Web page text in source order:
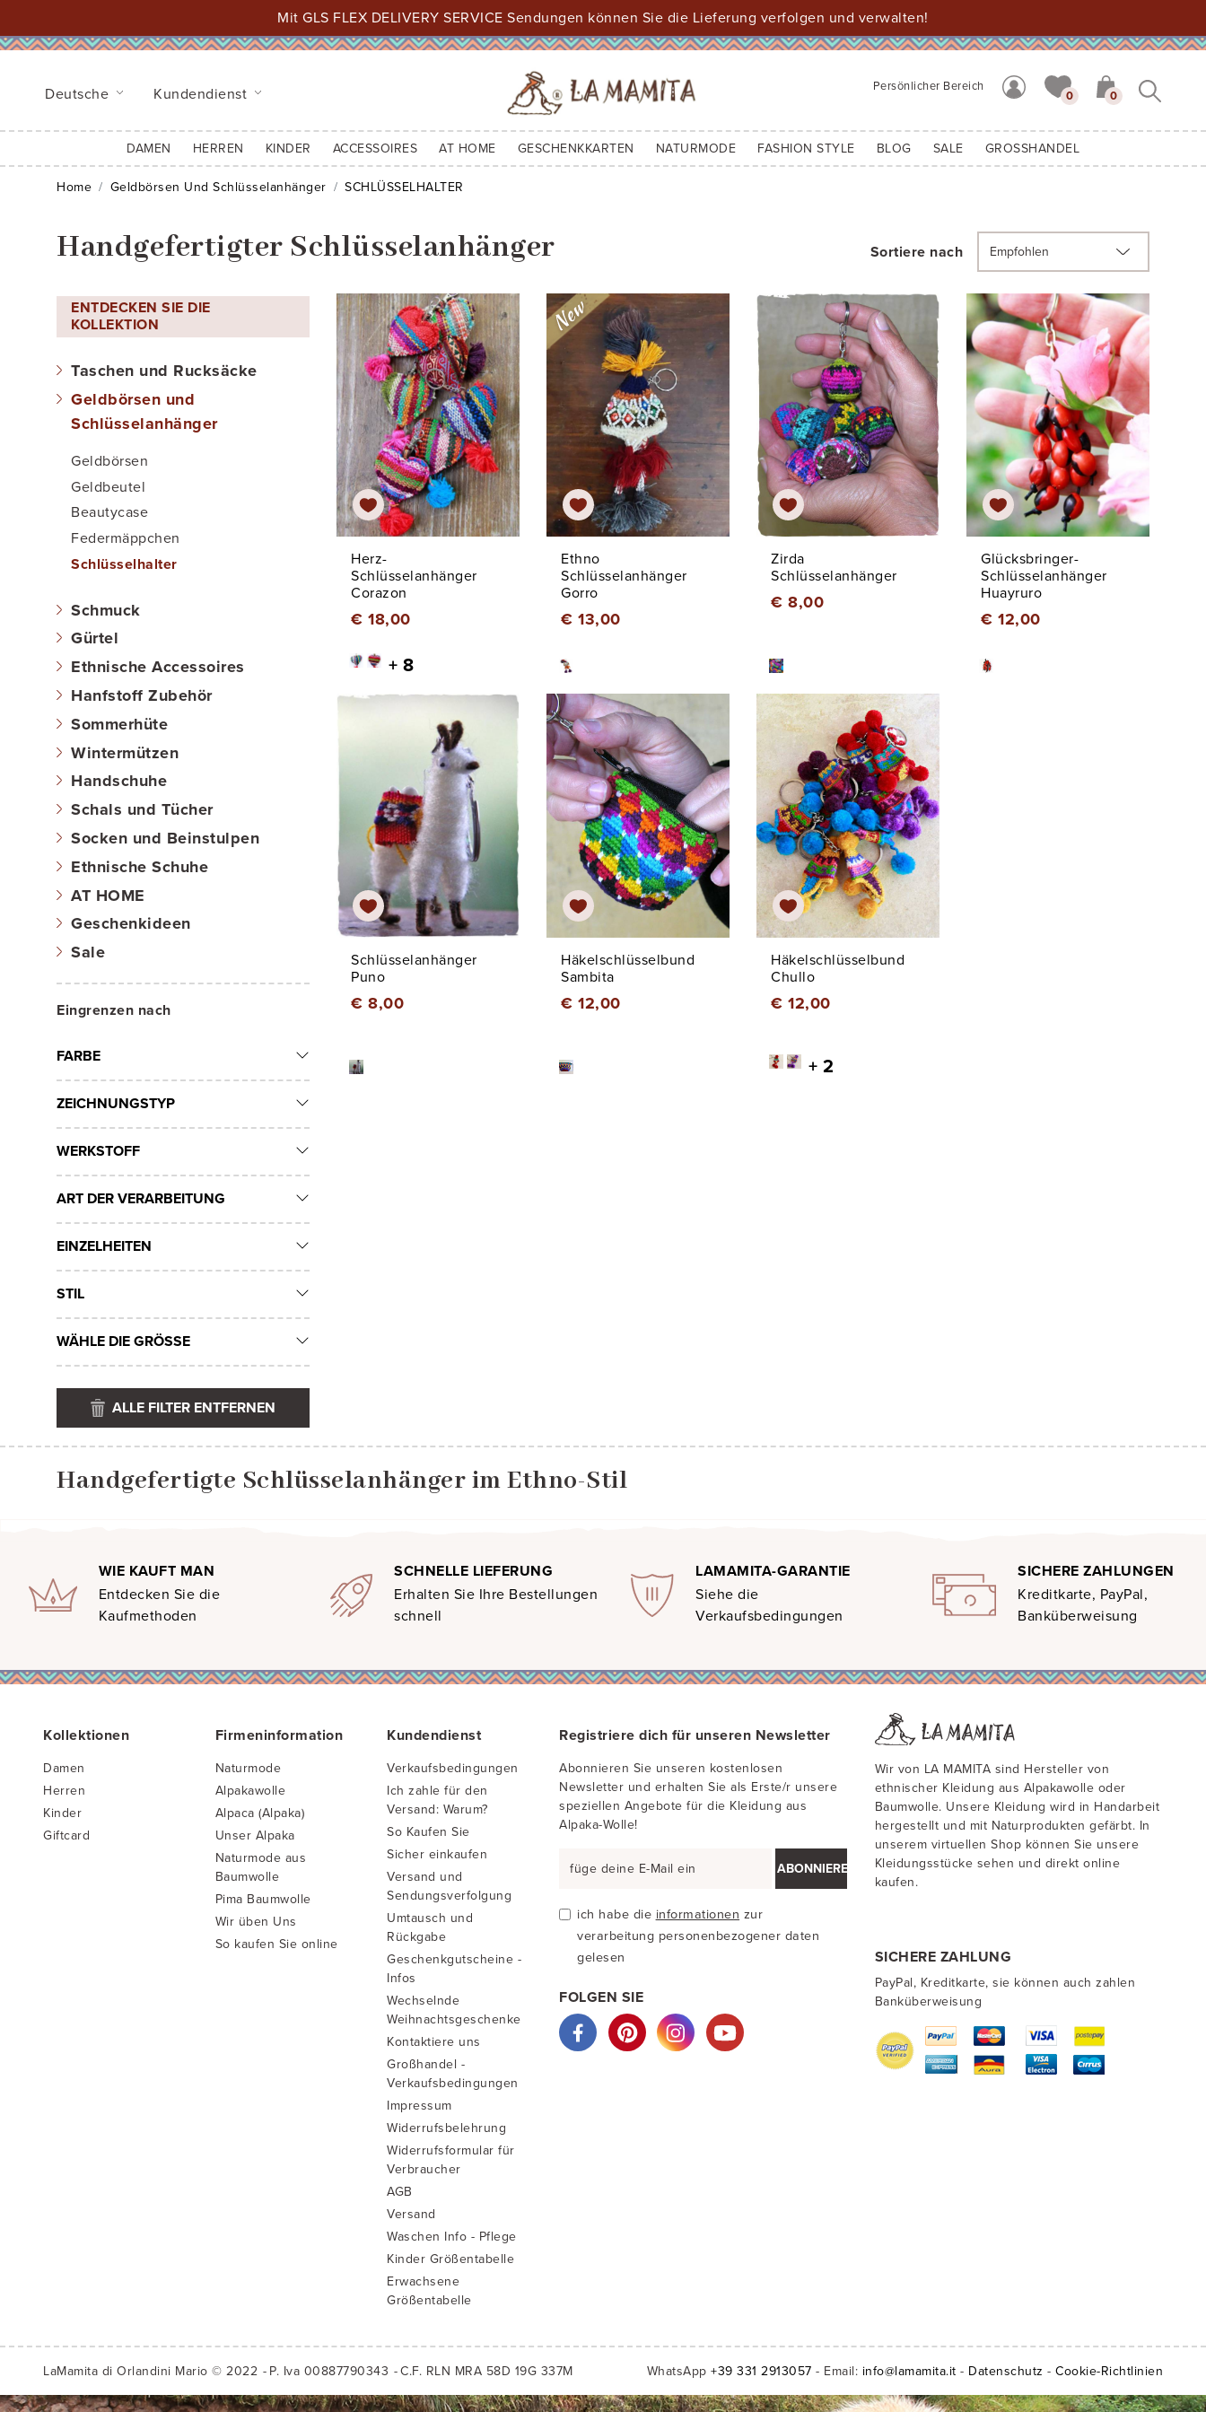
Mit GLS FLEX DELIVERY SERVICE Sendungen können Sie die Lieferung verfolgen und verwalten!
Deutsche Kundendienst Persönlicher Bereich
0 0
DAMEN HERREN KINDER ACCESSOIRES AT HOME GESCHENKKARTEN NATURMODE FASHION STYLE BLOG SALE GROSSHANDEL
Home Geldbörsen Und Schlüsselanhänger SCHLÜSSELHALTER
Handgefertigter Schlüsselanhänger
ENTDECKEN SIE DIE
KOLLEKTION
Taschen und Rucksäcke
Geldbörsen und
Schlüsselanhänger
Geldbörsen
Geldbeutel
Beautycase
Federmäppchen
Schlüsselhalter
Schmuck
Gürtel
Ethnische Accessoires
Hanfstoff Zubehör
Sommerhüte
Wintermützen
Handschuhe
Schals und Tücher
Socken und Beinstulpen
Ethnische Schuhe
AT HOME
Geschenkideen
Sale
Eingrenzen nach
FARBE
ZEICHNUNGSTYP
WERKSTOFF
ART DER VERARBEITUNG
EINZELHEITEN
STIL
WÄHLE DIE GRÖSSE
ALLE FILTER ENTFERNEN
Sortiere nach
Herz-
Schlüsselanhänger
Corazon
€ 18,00
+ 8
Ethno
Schlüsselanhänger
Gorro
€ 13,00
Zirda
Schlüsselanhänger
€ 8,00
Glücksbringer-
Schlüsselanhänger
Huayruro
€ 12,00
Schlüsselanhänger
Puno
€ 8,00
Häkelschlüsselbund
Sambita
€ 12,00
Häkelschlüsselbund
Chullo
€ 12,00
+ 2
Handgefertigte Schlüsselanhänger im Ethno-Stil
WIE KAUFT MAN
Entdecken Sie die
Kaufmethoden
SCHNELLE LIEFERUNG
Erhalten Sie Ihre Bestellungen
schnell
LAMAMITA-GARANTIE
Siehe die
Verkaufsbedingungen
SICHERE ZAHLUNGEN
Kreditkarte, PayPal,
Banküberweisung
Kollektionen
Damen
Herren
Kinder
Giftcard
Firmeninformation
Naturmode
Alpakawolle
Alpaca (Alpaka)
Unser Alpaka
Naturmode aus
Baumwolle
Pima Baumwolle
Wir üben Uns
So kaufen Sie online
Kundendienst
Verkaufsbedingungen
Ich zahle für den
Versand: Warum?
So Kaufen Sie
Sicher einkaufen
Versand und
Sendungsverfolgung
Umtausch und
Rückgabe
Geschenkgutscheine -
Infos
Wechselnde
Weihnachtsgeschenke
Kontaktiere uns
Großhandel -
Verkaufsbedingungen
Impressum
Widerrufsbelehrung
Widerrufsformular für
Verbraucher
AGB
Versand
Waschen Info - Pflege
Kinder Größentabelle
Erwachsene
Größentabelle
Registriere dich für unseren Newsletter
Abonnieren Sie unseren kostenlosen
Newsletter und erhalten Sie als Erste/r unsere
speziellen Angebote für die Kleidung aus
Alpaka-Wolle!
ABONNIEREN
ich habe die informationen zur
verarbeitung personenbezogener daten
gelesen
FOLGEN SIE
Wir von LA MAMITA sind Hersteller von
ethnischer Kleidung aus Alpakawolle oder
Baumwolle. Unsere Kleidung wird in Handarbeit
hergestellt und mit Naturprodukten gefärbt. In
unserem virtuellen Shop können Sie unsere
Kleidungsstücke sehen und direkt online
kaufen.
SICHERE ZAHLUNG
PayPal, Kreditkarte, sie können auch zahlen
Banküberweisung
LaMamita di Orlandini Mario © 2022 P. Iva 00887790343 C.F. RLN MRA 58D 19G 337M WhatsApp +39 331 2913057 - Email: info@lamamita.it - Datenschutz - Cookie-Richtlinien